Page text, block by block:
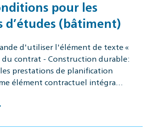
pour les
d’études (bâtiment)
d'utiliser l'élément de texte «
contrat - Construction durable:
prestations de planification
élément contractuel intégra…